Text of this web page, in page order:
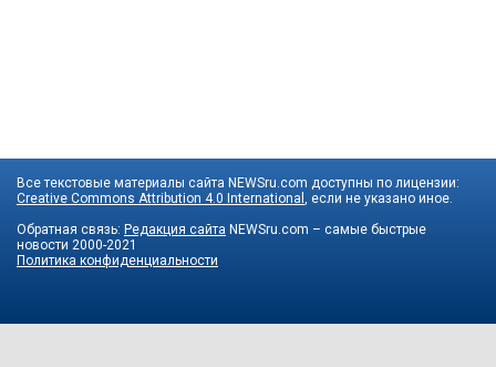
Все текстовые материалы сайта NEWSru.com доступны по лицензии:
Creative Commons Attribution 4.0 International
, если не указано иное.
Обратная связь: Редакция сайта NEWSru.com – самые быстрые
новости 2000-2021
Политика конфиденциальности